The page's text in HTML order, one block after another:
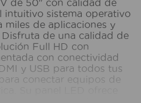
de 50" con calidad de
intuitivo sistema operativo
miles de aplicaciones y
de una calidad de
Full HD con
con conectividad
y USB para todos tus
conectar equipos de